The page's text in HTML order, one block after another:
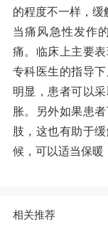
的程度不一样，缓
当痛风急性发作
痛。临床上主要
专科医生的指导
明显，患者可以
胀。另外如果患
肢，这也有助于
候，可以适当保暖
相关推荐